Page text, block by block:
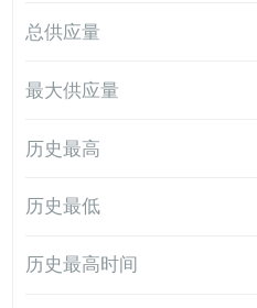
总供应量
最大供应量
历史最高
历史最低
历史最高时间